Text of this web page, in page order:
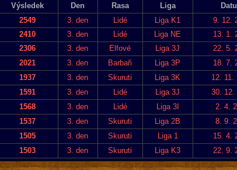
Výsledek Den Rasa Liga
2549 3. den Lidé Liga K1 9. 12.
2410 3. den Lidé Liga NE 13. 1.
2306 3. den Elfové Liga 3J 22. 5.
2021 3. den Barbaři Liga 3P 18. 7.
1937 3. den Skuruti Liga 3K 12. 11.
1591 3. den Lidé Liga 3J 30. 12.
1568 3. den Lidé Liga 3I 2. 4.
1537 3. den Skuruti Liga 2B 8. 9.
1505 3. den Skuruti Liga 1 15. 4.
1503 3. den Skuruti Liga K3 22. 9.